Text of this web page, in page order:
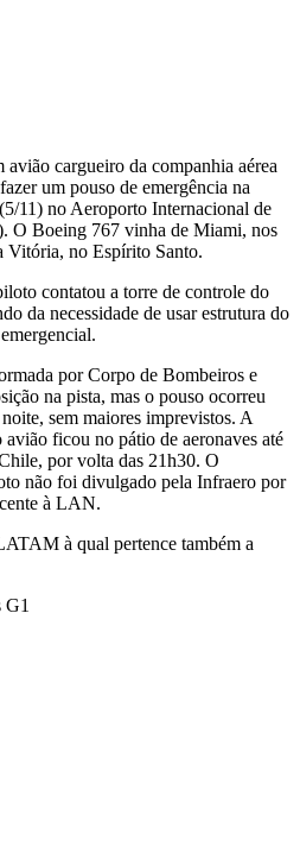
cargueiro da companhia aérea
um pouso de emergência na
11) no Aeroporto Internacional de
O Boeing 767 vinha de Miami, nos
Vitória, no Espírito Santo.
contatou a torre de controle do
da necessidade de usar estrutura do
por Corpo de Bombeiros e
na pista, mas o pouso ocorreu
sem maiores imprevistos. A
ficou no pátio de aeronaves até
por volta das 21h30. O
não foi divulgado pela Infraero por
à LAN.
à qual pertence também a
G1